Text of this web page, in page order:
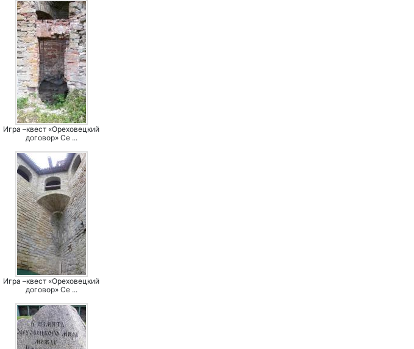
Игра –квест «Ореховецкий
договор» Се ...
Игра –квест «Ореховецкий
договор» Се ...